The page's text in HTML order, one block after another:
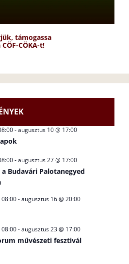
támogassa
CÖF-CÖKA-t!
-augusztus 10 @ 17:00
-augusztus 27 @ 17:00
Budavári Palotanegyed
08:00-augusztus 16 @ 20:00
08:00-augusztus 23 @ 17:00
művészeti fesztivál